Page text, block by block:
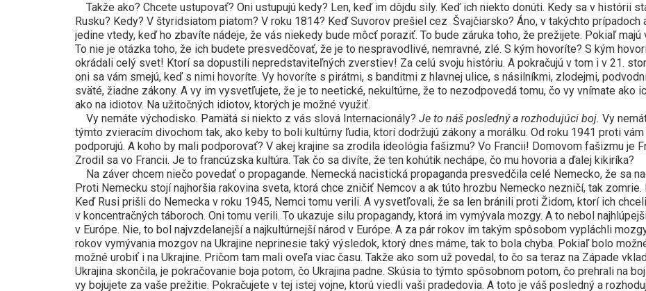
Takže ako? Chcete ustupovať? Oni ustupujú kedy? Len, keď im dôjdu sily. Keď ich niekto donúti. Kedy sa v histórii
Rusku? Kedy? V štyridsiatom piatom? V roku 1814? Keď Suvorov prešiel cez Švajčiarsko? Áno, v takýchto
jedine vtedy, keď ho zbavíte nádeje, že vás niekedy bude môcť poraziť. To bude záruka toho, že prežijete. Pokiaľ majú
To nie je otázka toho, že ich budete presvedčovať, že je to nespravodlivé, nemravné, zlé. S kým hovoríte? S kým
okrádali celý svet! Ktorí sa dopustili nepredstaviteľných zverstiev! Za celú svoju históriu. A pokračujú v tom i v 21.
oni sa vám smejú, keď s nimi hovoríte. Vy hovoríte s pirátmi, s banditmi z hlavnej ulice, s násilníkmi, zlodejmi,
sväté, žiadne zákony. A vy im vysvetľujete, že je to neetické, nekultúrne, že to nezodpovedá tomu, čo vy vnímate ako
ako na idiotov. Na užitočných idiotov, ktorých je možné využiť.
Vy nemáte východisko. Pamätá si niekto z vás slová Internacionály? Je to náš posledný a rozhodujúci boj. Vy
týmto zvieracím divochom tak, ako keby to boli kultúrny ľudia, ktorí dodržujú zákony a morálku. Od roku 1941 proti
podporujú. A koho by mali podporovať? V akej krajine sa zrodila ideológia fašizmu? Vo Francii! Domovom fašizmu je
Zrodil sa vo Francii. Je to francúzska kultúra. Tak čo sa divíte, že ten kohútik nechápe, čo mu hovoria a ďalej kikiríka?
Na záver chcem niečo povedať o propagande. Nemecká nacistická propaganda presvedčila celé Nemecko, že sa
Proti Nemecku stojí najhoršia rakovina sveta, ktorá chce zničiť Nemcov a ak túto hrozbu Nemecko nezničí, tak
Keď Rusi prišli do Nemecka v roku 1945, Nemci tomu verili. A vysvetľovali, že sa len bránili proti Židom, ktorí ich
v koncentračných táboroch. Oni tomu verili. To ukazuje silu propagandy, ktorá im vymývala mozgy. A to nebol
v Európe. Nie, to bol najvzdelanejší a najkultúrnejší národ v Európe. A za pár rokov im takým spôsobom vypláchli
rokov vymývania mozgov na Ukrajine neprinesie taký výsledok, ktorý dnes máme, tak to bola chyba. Pokiaľ bolo
možné urobiť i na Ukrajine. Pričom tam mali oveľa viac času. Takže ako som už povedal, to čo sa teraz na Západe
Ukrajina skončila, je pokračovanie boja potom, čo Ukrajina padne. Skúsia to týmto spôsobnom potom, čo prehrali na
vy bojujete za vaše prežitie. Pokračujete v tej istej vojne, ktorú viedli vaši pradedovia. A toto je váš posledný a